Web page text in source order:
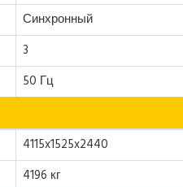
Синхронный
3
50 Гц
4115x1525x2440
4196 кг